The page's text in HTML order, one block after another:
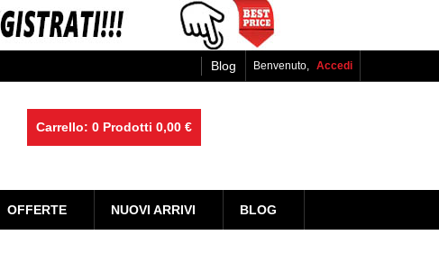
Blog Benvenuto, Accedi
Carrello: 0 Prodotti 0,00 €
OFFERTE NUOVI ARRIVI BLOG